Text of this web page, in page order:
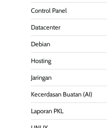
Control Panel
Datacenter
Debian
Hosting
Jaringan
Kecerdasan Buatan (AI)
Laporan PKL